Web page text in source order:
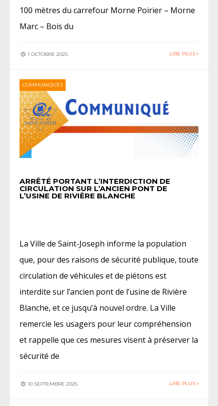
100 mètres du carrefour Morne Poirier – Morne
Marc – Bois du
1 OCTOBRE 2025 LIRE PLUS
COMMUNIQUÉS
ARRÊTÉ PORTANT L’INTERDICTION DE
CIRCULATION SUR L’ANCIEN PONT DE
L’USINE DE RIVIÈRE BLANCHE
La Ville de Saint-Joseph informe la population
que, pour des raisons de sécurité publique, toute
circulation de véhicules et de piétons est
interdite sur l’ancien pont de l’usine de Rivière
Blanche, et ce jusqu’à nouvel ordre. La Ville
remercie les usagers pour leur compréhension
et rappelle que ces mesures visent à préserver la
sécurité de
10 SEPTEMBRE 2025 LIRE PLUS